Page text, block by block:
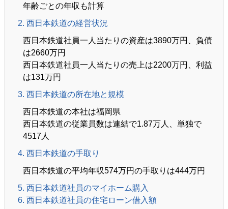
年齢ごとの年収も計算
2. 西日本鉄道の経営状況
西日本鉄道社員一人当たりの資産は3890万円、負債
は2660万円
西日本鉄道社員一人当たりの売上は2200万円、利益
は131万円
3. 西日本鉄道の所在地と規模
西日本鉄道の本社は福岡県
西日本鉄道の従業員数は連結で1.87万人、単独で
4517人
4. 西日本鉄道の手取り
西日本鉄道の平均年収574万円の手取りは444万円
5. 西日本鉄道社員のマイホーム購入
6. 西日本鉄道社員の住宅ローン借入額